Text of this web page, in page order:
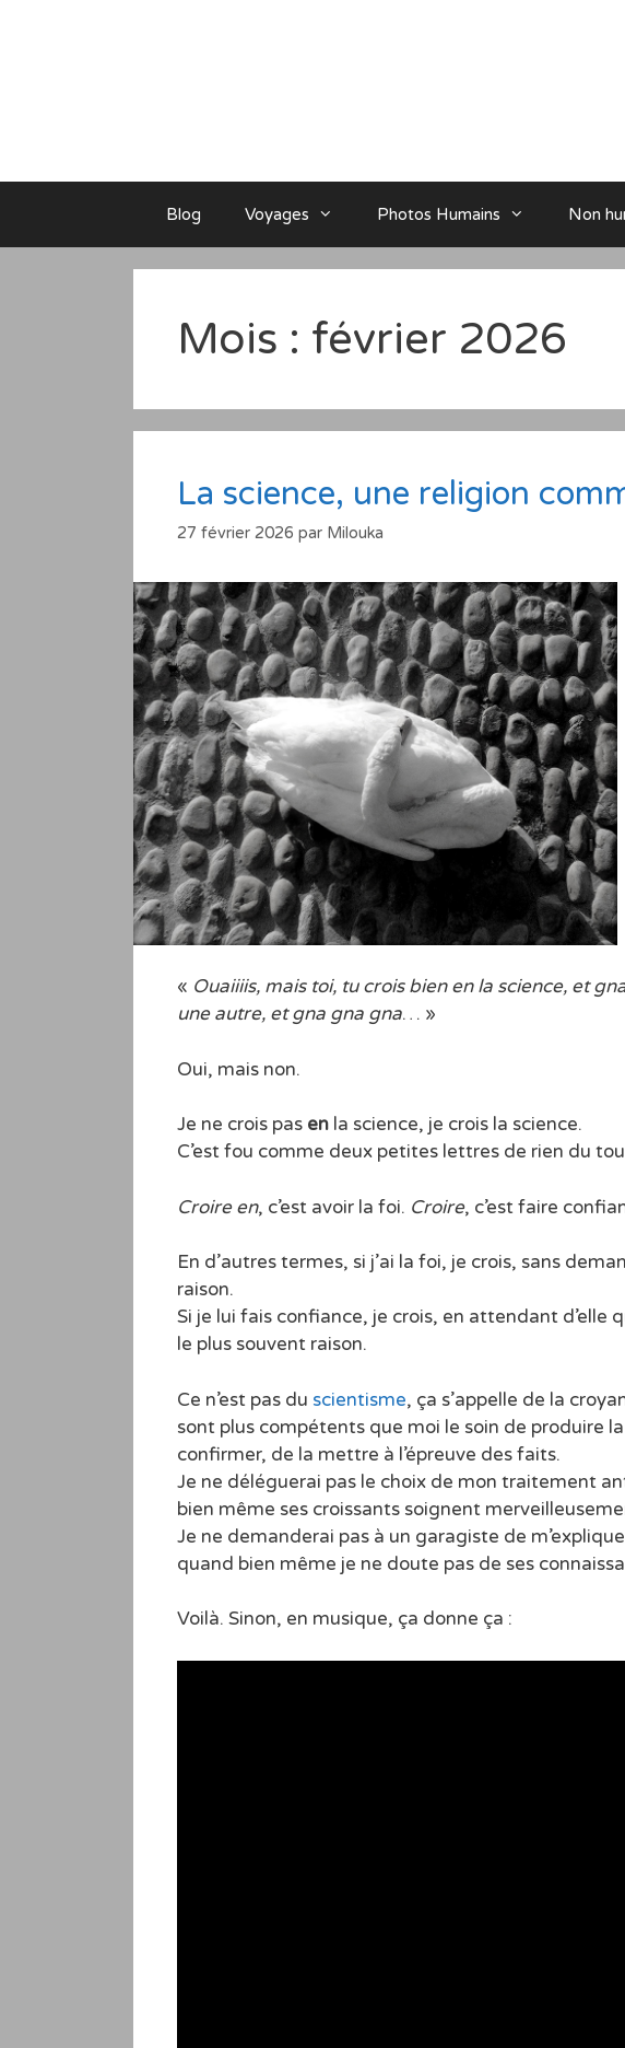
Blog Voyages Photos Humains Non
Mois : février 2026
La science, une religion
27 février 2026 par Milouka
« Ouaiiiis, mais toi, tu crois bien en la science, et
une autre, et gna gna gna… »
Oui, mais non.
Je ne crois pas en la science, je crois la science.
C’est fou comme deux petites lettres de rien du
Croire en, c’est avoir la foi. Croire, c’est faire
En d’autres termes, si j’ai la foi, je crois, sans
raison.
Si je lui fais confiance, je crois, en attendant d’elle
le plus souvent raison.
Ce n’est pas du scientisme, ça s’appelle de la
sont plus compétents que moi le soin de produire
confirmer, de la mettre à l’épreuve des faits.
Je ne déléguerai pas le choix de mon traitement
bien même ses croissants soignent
Je ne demanderai pas à un garagiste de
quand bien même je ne doute pas de ses
Voilà. Sinon, en musique, ça donne ça :